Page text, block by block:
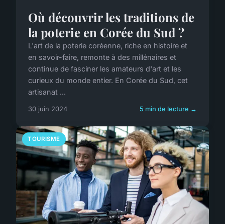
Où découvrir les traditions de
la poterie en Corée du Sud ?
L'art de la poterie coréenne, riche en histoire et
en savoir-faire, remonte à des millénaires et
continue de fasciner les amateurs d'art et les
curieux du monde entier. En Corée du Sud, cet
artisanat ...
30 juin 2024 5 min de lecture →
TOURISME